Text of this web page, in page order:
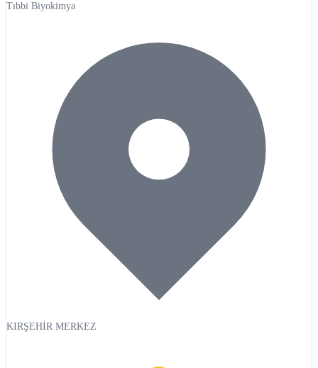
Tıbbi Biyokimya
KIRŞEHİR MERKEZ